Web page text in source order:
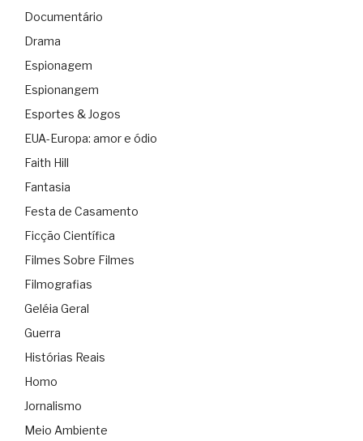
Documentário
Drama
Espionagem
Espionangem
Esportes & Jogos
EUA-Europa: amor e ódio
Faith Hill
Fantasia
Festa de Casamento
Ficção Científica
Filmes Sobre Filmes
Filmografias
Geléia Geral
Guerra
Histórias Reais
Homo
Jornalismo
Meio Ambiente